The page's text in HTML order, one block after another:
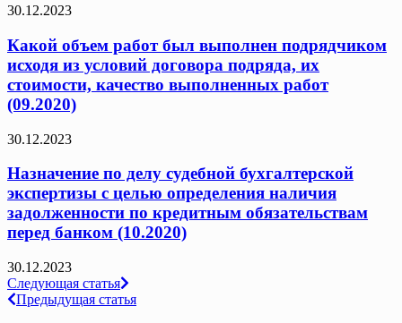
30.12.2023
Какой объем работ был выполнен подрядчиком
исходя из условий договора подряда, их
стоимости, качество выполненных работ
(09.2020)
30.12.2023
Назначение по делу судебной бухгалтерской
экспертизы с целью определения наличия
задолженности по кредитным обязательствам
перед банком (10.2020)
30.12.2023
Навигация
по
Следующая статья
Предыдущая статья